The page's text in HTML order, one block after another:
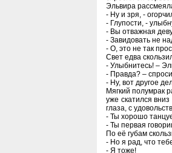
Эльвира
- Ну и зря, -
- Глупости, -
- Вы отважная
- Завидовать не
- О, это не так
Свет едва
- Улыбнитесь! –
- Правда? –
- Ну, вот другое
Мягкий полумрак
уже скатился
глаза, с
- Ты хорошо
- Ты первая
По её губам
- Но я рад, что
- Я тоже!